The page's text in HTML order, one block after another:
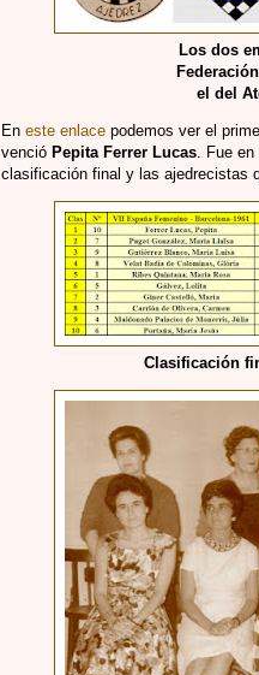
Los dos
el del
En este enlace podemos ver el
venció Pepita Ferrer Lucas. Fue
clasificación final y las ajedrecistas
Clasificación